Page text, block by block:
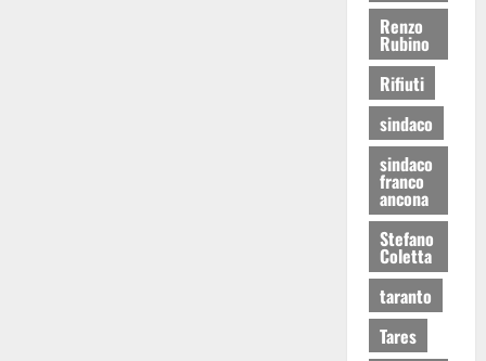
Renzo
Rubino
Rifiuti
sindaco
sindaco
franco
ancona
Stefano
Coletta
taranto
Tares